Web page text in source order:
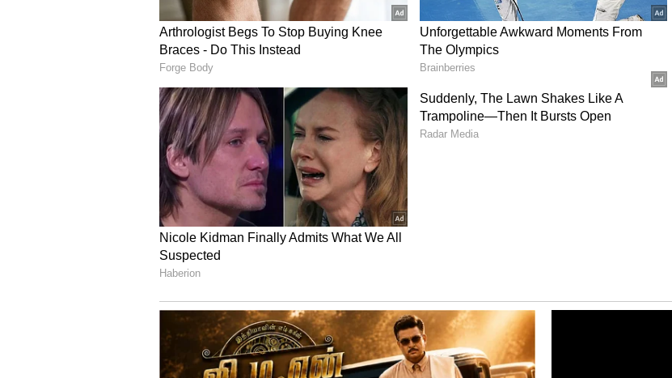
ரன்களும், அமன்ஜோத் கௌர் 19 ரன்களும் அடித்தனர். மும்பை இந்தியன்ஸ்
அணியில் எந்த வீராங்கனையும் பெரிய இன்னிங்ஸ் ஆடாததால் 20 ஓவரில்
வெறும் 109 ரன்கள் மட்டுமே அடித்தது.
யார் பேச்சையும் கேட்காத.. 160 கிமீ வேகத்தில் வீசி மிரட்டு..! உம்ரான்
மாலிக்கை உசுப்பேற்றும் இஷாந்த் சர்மா
டெல்லி கேபிடள்ஸ் அணி சார்பில் அபாரமாக பந்துவீசிய மேரிஸன் கேப், ஷிகா
பாண்டே, ஜெஸ் ஜோனாசென் ஆகிய மூவரும் தலா 2 விக்கெட் வீழ்த்தினர்.